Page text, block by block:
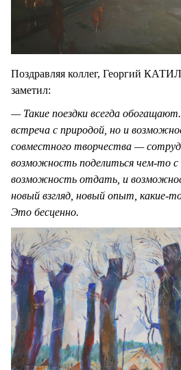
Поздравляя коллег, Георгий
заметил:
— Такие поездки всегда
встреча с природой, но и
совместного творчества —
возможность поделиться чем-то с
возможность отдать, и
новый взгляд, новый опыт, какие-
Это бесценно.